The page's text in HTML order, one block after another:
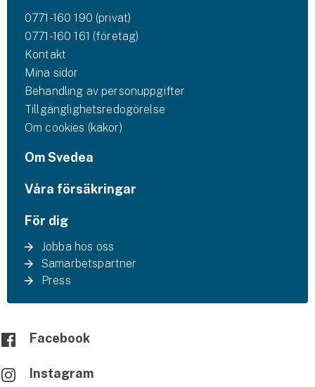
0771-160 190 (privat)
0771-160 161 (företag)
Kontakt
Mina sidor
Behandling av personuppgifter
Tillgänglighetsredogörelse
Om cookies (kakor)
Om Svedea
Våra försäkringar
För dig
Jobba hos oss
Samarbetspartner
Press
Facebook
Instagram